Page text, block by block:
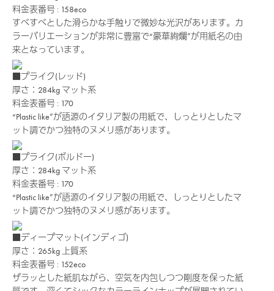
料金表番号 : 158eco
すべすべとした滑らかな手触りで微妙な光沢があります。カ
ラーバリエーションが非常に豊富で“豪華絢爛”が用紙名の由
来となっています。
■プライク(レッド)
厚さ：284kg マット系
料金表番号 : 170
“Plastic like”が語源のイタリア製の用紙で、しっとりとしたマ
ット調でかつ独特のヌメリ感があります。
■プライク(ボルドー)
厚さ：284kg マット系
料金表番号 : 170
“Plastic like”が語源のイタリア製の用紙で、しっとりとしたマ
ット調でかつ独特のヌメリ感があります。
■ディープマット(インディゴ)
厚さ：265kg 上質系
料金表番号 : 152eco
ザラッとした紙肌ながら、空気を内包しつつ剛度を保った紙